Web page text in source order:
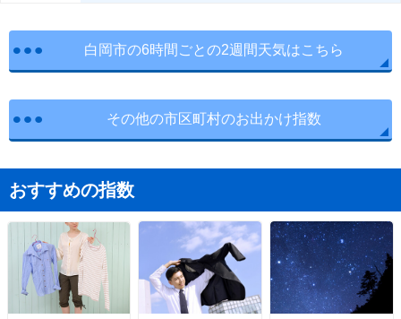
白岡市の6時間ごとの2週間天気はこちら
その他の市区町村のお出かけ指数
おすすめの指数